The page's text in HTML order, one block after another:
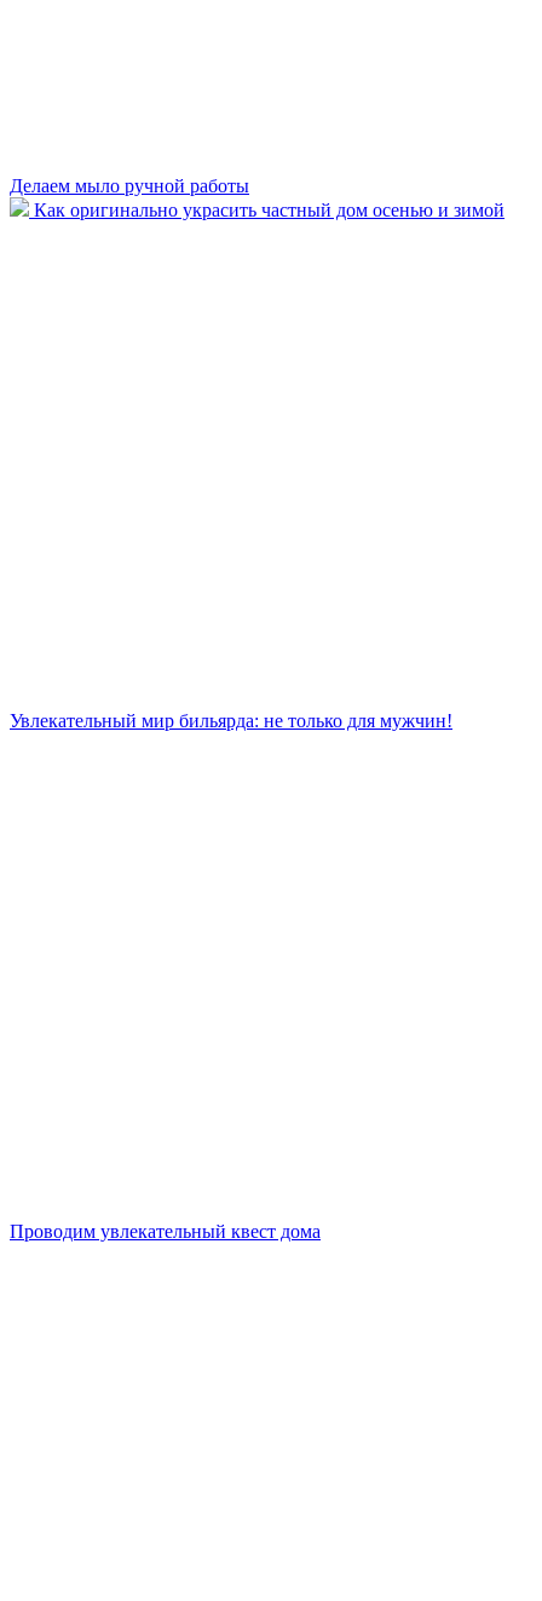
Делаем мыло ручной работы
Как оригинально украсить частный дом осенью и зимой
Увлекательный мир бильярда: не только для мужчин!
Проводим увлекательный квест дома